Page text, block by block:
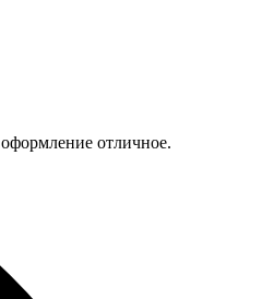
отличное.